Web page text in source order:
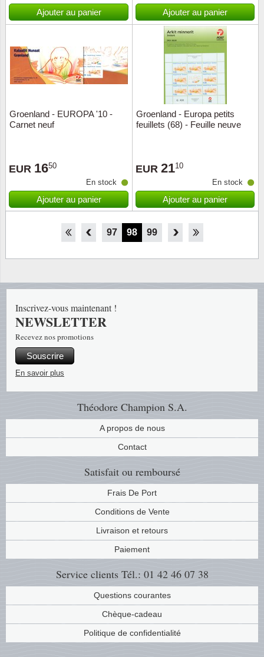
Ajouter au panier Ajouter au panier
Groenland - EUROPA '10 -
Carnet neuf
EUR 1650
En stock
Ajouter au panier
Groenland - Europa petits
feuillets (68) - Feuille neuve
EUR 2110
En stock
Ajouter au panier
95 96 97 98 99 100 101
Théodore Champion S.A.
A propos de nous
Contact
Satisfait ou remboursé
Frais De Port
Conditions de Vente
Livraison et retours
Paiement
Service clients Tél.: 01 42 46 07 38
Questions courantes
Chèque-cadeau
Politique de confidentialité
Inscrivez-vous maintenant !
NEWSLETTER
Recevez nos promotions
Souscrire
En savoir plus